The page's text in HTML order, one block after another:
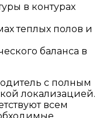
в контурах
теплых полов и
баланса в
с полным
локализацией.
всем